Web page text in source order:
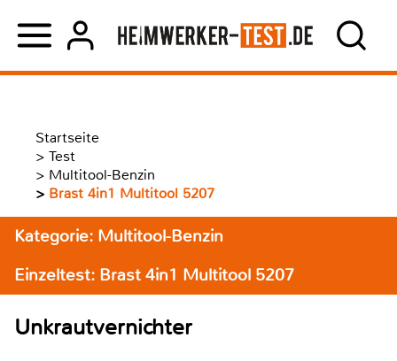
Startseite
> Test
> Multitool-Benzin
> Brast 4in1 Multitool 5207
Kategorie: Multitool-Benzin
Einzeltest: Brast 4in1 Multitool 5207
Unkrautvernichter